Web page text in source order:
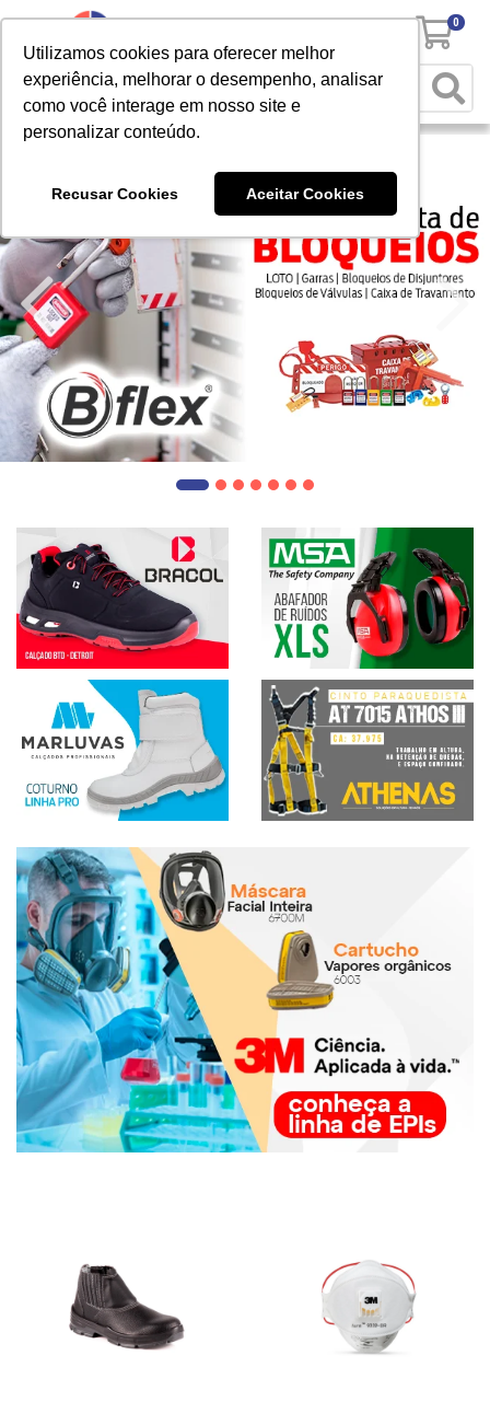
Utilizamos cookies para oferecer melhor
experiência, melhorar o desempenho, analisar
como você interage em nosso site e
personalizar conteúdo.
Recusar Cookies Aceitar Cookies
0